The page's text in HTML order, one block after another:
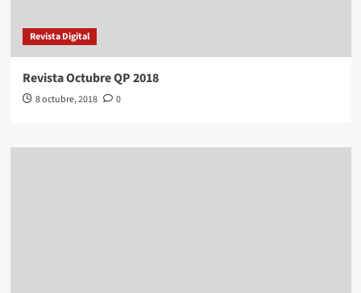
Revista Digital
Revista Octubre QP 2018
8 octubre, 2018 0